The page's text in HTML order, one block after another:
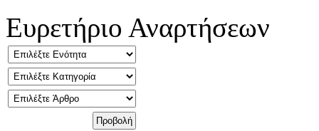
Ευρετήριο Αναρτήσεων